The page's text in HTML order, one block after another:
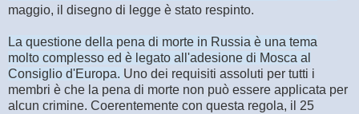
maggio, il disegno di legge è stato respinto.
La questione della pena di morte in Russia è una tema
molto complesso ed è legato all'adesione di Mosca al
Consiglio d'Europa. Uno dei requisiti assoluti per tutti i
membri è che la pena di morte non può essere applicata per
alcun crimine. Coerentemente con questa regola, il 25